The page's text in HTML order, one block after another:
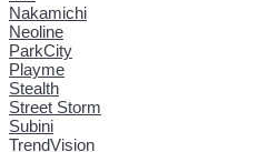
Nakamichi
Neoline
ParkCity
Playme
Stealth
Street Storm
Subini
TrendVision